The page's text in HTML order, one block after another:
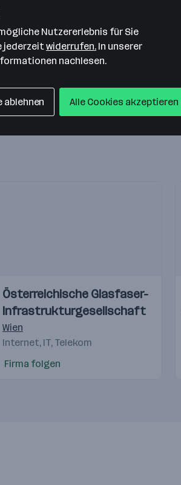
,Elsbethen/Glasenbach,Deutschland
Videos
Einblicke
Einblicke
Österreichische Glasfaser-
Infrastrukturgesellschaft
Wien
Internet, IT, Telekom
Firma folgen
Nutzererlebnis für Sie
jederzeit widerrufen. In unserer
nachlesen.
ablehnen Alle Cookies akzeptieren